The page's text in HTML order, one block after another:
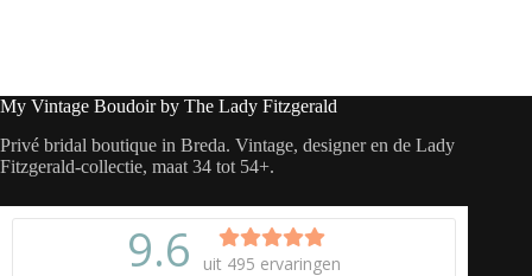
My Vintage Boudoir by The Lady Fitzgerald
Privé bridal boutique in Breda. Vintage, designer en de Lady
Fitzgerald-collectie, maat 34 tot 54+.